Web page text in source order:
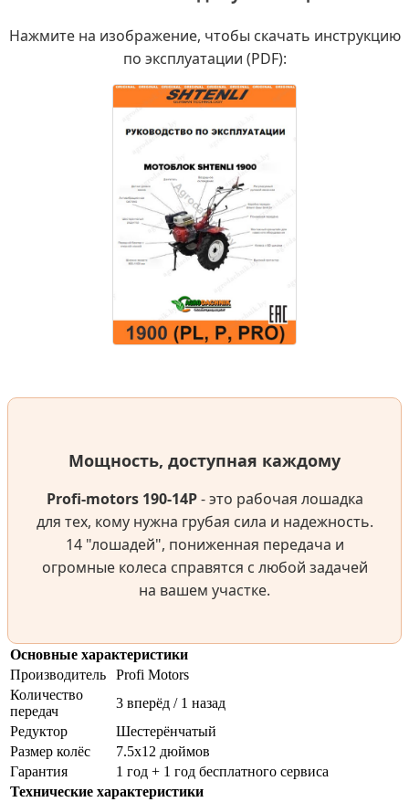
Нажмите на изображение, чтобы скачать инструкцию
по эксплуатации (PDF):
Мощность, доступная каждому
Profi-motors 190-14P- это рабочая лошадка
для тех, кому нужна грубая сила и надежность.
14 "лошадей", пониженная передача и
огромные колеса справятся с любой задачей
на вашем участке.
Основные характеристики
Производитель
Profi Motors
Количество
передач
3 вперёд / 1 назад
Редуктор
Шестерёнчатый
Размер колёс
7.5х12 дюймов
Гарантия
1 год + 1 год бесплатного сервиса
Технические характеристики